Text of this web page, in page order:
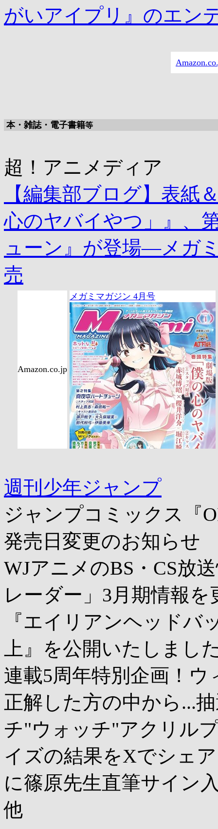
がいアイプリ』のエン
本・雑誌・電子書籍等
超！アニメディア
【編集部ブログ】表紙
心のヤバイやつ」』、
ューン』が登場―メガ
売
Amazon.co.jp
メガミマガジン 4月号
週刊少年ジャンプ
ジャンプコミックス『
発売日変更のお知らせ
WJアニメのBS・CS放
レーダー」3月期情報を
『エイリアンヘッドバ
上』を公開いたしまし
連載5周年特別企画！
正解した方の中から...
チ"ウォッチ"アクリル
イズの結果をXでシェ
に篠原先生直筆サイン
他